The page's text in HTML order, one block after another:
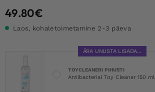
49.80€
Laos, kohaletoimetamine 2-3 päeva
ÄRA UNUSTA LISADA...
TOYCLEANERI PIHUSTI
Antibacterial Toy Cleaner 150 ml